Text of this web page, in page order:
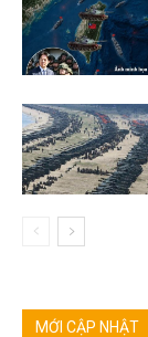
MỚI CẬP NHẬT